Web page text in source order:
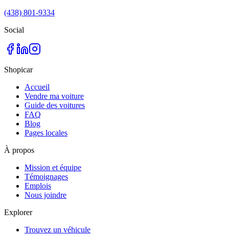
(438) 801-9334
Social
Shopicar
Accueil
Vendre ma voiture
Guide des voitures
FAQ
Blog
Pages locales
À propos
Mission et équipe
Témoignages
Emplois
Nous joindre
Explorer
Trouvez un véhicule